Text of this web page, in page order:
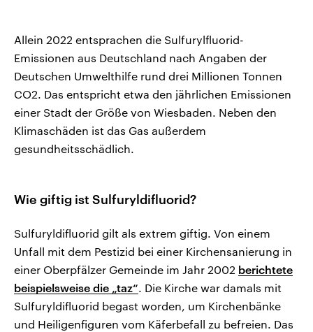
Allein 2022 entsprachen die Sulfurylfluorid-
Emissionen aus Deutschland nach Angaben der
Deutschen Umwelthilfe rund drei Millionen Tonnen
CO2. Das entspricht etwa den jährlichen Emissionen
einer Stadt der Größe von Wiesbaden. Neben den
Klimaschäden ist das Gas außerdem
gesundheitsschädlich.
Wie giftig ist Sulfuryldifluorid?
Sulfuryldifluorid gilt als extrem giftig. Von einem
Unfall mit dem Pestizid bei einer Kirchensanierung in
einer Oberpfälzer Gemeinde im Jahr 2002 berichtete
beispielsweise die „taz“ . Die Kirche war damals mit
Sulfuryldifluorid begast worden, um Kirchenbänke
und Heiligenfiguren vom Käferbefall zu befreien. Das